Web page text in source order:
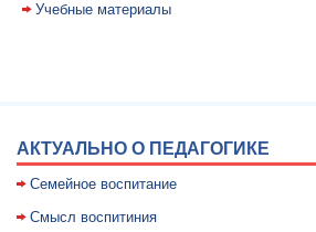
Учебные материалы
АКТУАЛЬНО О ПЕДАГОГИКЕ
Семейное воспитание
Смысл воспитиния